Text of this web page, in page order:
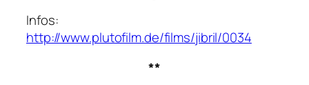
Infos:
http://www.plutofilm.de/films/jibril/0034
**